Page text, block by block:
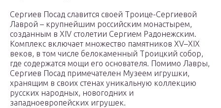
Сергиев Посад славится своей Троице-Сергиевой
Лаврой – крупнейшим российским монастырем,
созданным в XIV столетии Сергием Радонежским.
Комплекс включает множество памятников XV–XIX
веков, в том числе белокаменный Троицкий собор,
где содержатся мощи его основателя. Помимо Лавры,
Сергиев Посад примечателен Музеем игрушки,
хранящим в своих стенах уникальную коллекцию
русских народных, новогодних и
западноевропейских игрушек.